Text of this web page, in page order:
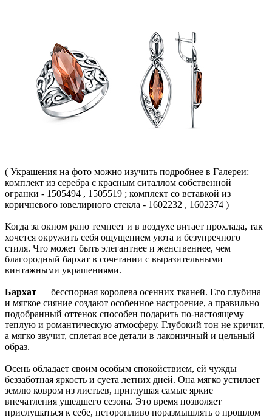
( Украшения на фото можно изучить подробнее в Галереи:
комплект из серебра с красным ситаллом собственной
огранки - 1505494 , 1505519 ; комплект со вставкой из
коричневого ювелирного стекла - 1602232 , 1602374 )
Когда за окном рано темнеет и в воздухе витает прохлада, так
хочется окружить себя ощущением уюта и безупречного
стиля. Что может быть элегантнее и женственнее, чем
благородный бархат в сочетании с выразительными
винтажными украшениями.
Бархат — бесспорная королева осенних тканей. Его глубина
и мягкое сияние создают особенное настроение, а правильно
подобранный оттенок способен подарить по-настоящему
теплую и романтическую атмосферу. Глубокий тон не кричит,
а мягко звучит, сплетая все детали в лаконичный и цельный
образ.
Осень обладает своим особым спокойствием, ей чужды
беззаботная яркость и суета летних дней. Она мягко устилает
землю ковром из листьев, приглушая самые яркие
впечатления ушедшего сезона. Это время позволяет
прислушаться к себе, неторопливо поразмышлять о прошлом